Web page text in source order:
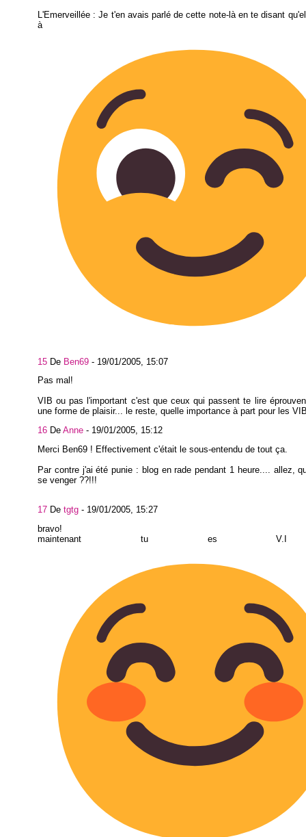
L'Emerveillée : Je t'en avais parlé de cette note-là en te disant
à
15 De Ben69 - 19/01/2005, 15:07
Pas mal!
VIB ou pas l'important c'est que ceux qui passent te lire
une forme de plaisir... le reste, quelle importance à part pour les
16 De Anne - 19/01/2005, 15:12
Merci Ben69 ! Effectivement c'était le sous-entendu de tout ça.
Par contre j'ai été punie : blog en rade pendant 1 heure.... allez,
se venger ??!!!
17 De tgtg - 19/01/2005, 15:27
bravo!
maintenant tu es